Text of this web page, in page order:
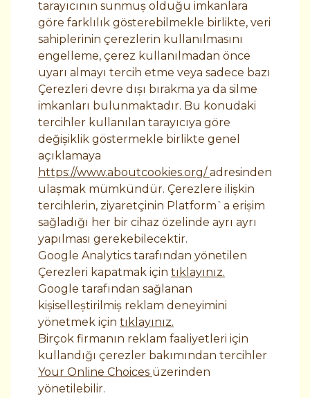
tarayıcının sunmuş olduğu imkanlara
göre farklılık gösterebilmekle birlikte, veri
sahiplerinin çerezlerin kullanılmasını
engelleme, çerez kullanılmadan önce
uyarı almayı tercih etme veya sadece bazı
Çerezleri devre dışı bırakma ya da silme
imkanları bulunmaktadır. Bu konudaki
tercihler kullanılan tarayıcıya göre
değişiklik göstermekle birlikte genel
açıklamaya
https://www.aboutcookies.org/adresinden
ulaşmak mümkündür. Çerezlere ilişkin
tercihlerin, ziyaretçinin Platform`a erişim
sağladığı her bir cihaz özelinde ayrı ayrı
yapılması gerekebilecektir.
Google Analytics tarafından yönetilen
Çerezleri kapatmak için tıklayınız.
Google tarafından sağlanan
kişiselleştirilmiş reklam deneyimini
yönetmek için tıklayınız.
Birçok firmanın reklam faaliyetleri için
kullandığı çerezler bakımından tercihler
Your Online Choices üzerinden
yönetilebilir.